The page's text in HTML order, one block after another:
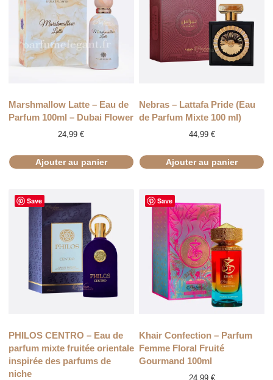
Marshmallow Latte – Eau de
Parfum 100ml – Dubai Flower
24,99€
Ajouter au panier
Nebras – Lattafa Pride (Eau
de Parfum Mixte 100 ml)
44,99 €
Ajouter au panier
Save
PHILOS CENTRO – Eau de
parfum mixte fruitée orientale
inspirée des parfums de
niche
Save
Khair Confection – Parfum
Femme Floral Fruité
Gourmand 100ml
24,99 €